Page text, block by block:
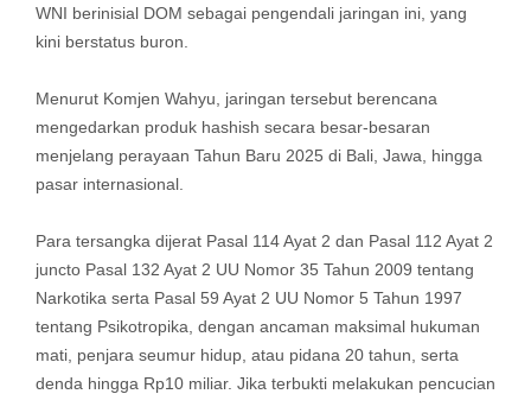
WNI berinisial DOM sebagai pengendali jaringan ini, yang
kini berstatus buron.
Menurut Komjen Wahyu, jaringan tersebut berencana
mengedarkan produk hashish secara besar-besaran
menjelang perayaan Tahun Baru 2025 di Bali, Jawa, hingga
pasar internasional.
Para tersangka dijerat Pasal 114 Ayat 2 dan Pasal 112 Ayat 2
juncto Pasal 132 Ayat 2 UU Nomor 35 Tahun 2009 tentang
Narkotika serta Pasal 59 Ayat 2 UU Nomor 5 Tahun 1997
tentang Psikotropika, dengan ancaman maksimal hukuman
mati, penjara seumur hidup, atau pidana 20 tahun, serta
denda hingga Rp10 miliar. Jika terbukti melakukan pencucian